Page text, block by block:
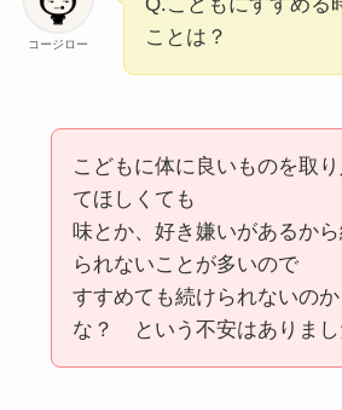
コージロー
Q.こどもにすすめる
ことは？
こどもに体に良いものを取
てほしくても
味とか、好き嫌いがあるか
られないことが多いので
すすめても続けられないのか
な？ という不安はありまし